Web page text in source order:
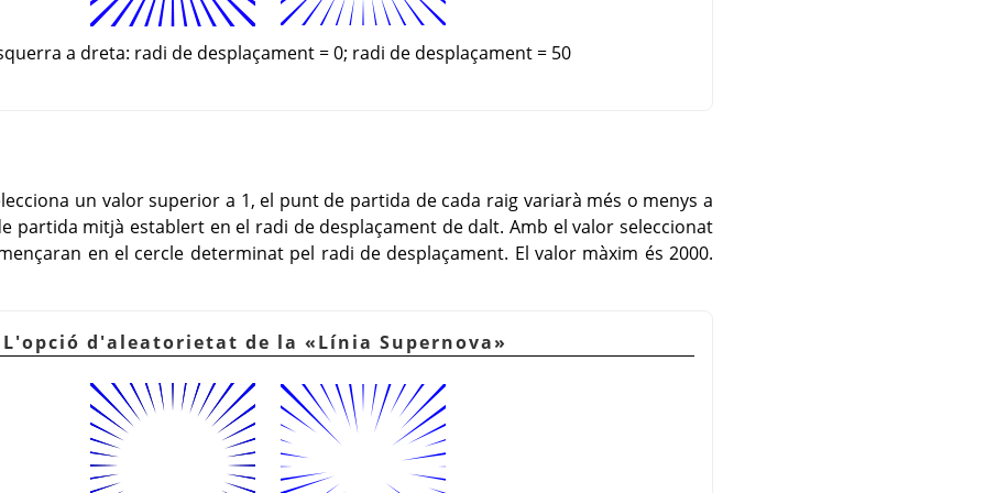
a dreta: radi de desplaçament = 0; radi de desplaçament = 50
un valor superior a 1, el punt de partida de cada raig variarà més o menys a
partida mitjà establert en el radi de desplaçament de dalt. Amb el valor seleccionat
en el cercle determinat pel radi de desplaçament. El valor màxim és 2000.
L'opció d'aleatorietat de la «Línia Supernova»